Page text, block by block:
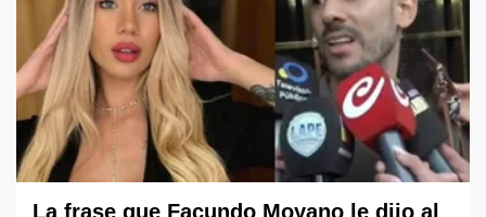
La frase que Facundo Moyano le dijo al